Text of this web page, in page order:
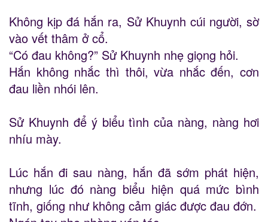
Không kịp đá hắn ra, Sử Khuynh cúi người, sờ
vào vết thâm ở cổ.
“Có đau không?” Sử Khuynh nhẹ giọng hỏi.
Hắn không nhắc thì thôi, vừa nhắc đến, cơn
đau liền nhói lên.
Sử Khuynh để ý biểu tình của nàng, nàng hơi
nhíu mày.
Lúc hắn đi sau nàng, hắn đã sớm phát hiện,
nhưng lúc đó nàng biểu hiện quá mức bình
tĩnh, giống như không cảm giác được đau đớn.